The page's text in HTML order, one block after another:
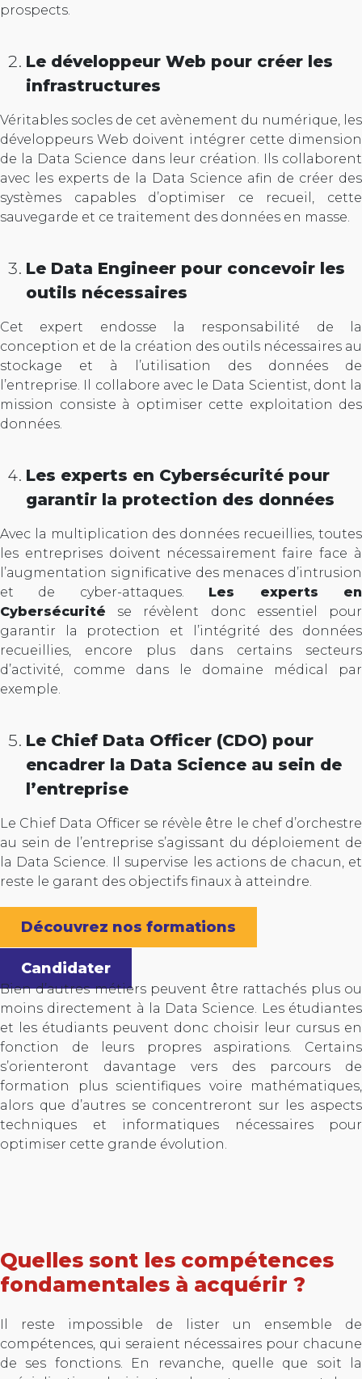
prospects.
Le développeur Web pour créer les
infrastructures
Véritables socles de cet avènement du numérique, les
développeurs Web doivent intégrer cette dimension
de la Data Science dans leur création. Ils collaborent
avec les experts de la Data Science afin de créer des
systèmes capables d’optimiser ce recueil, cette
sauvegarde et ce traitement des données en masse.
Le Data Engineer pour concevoir les
outils nécessaires
Cet expert endosse la responsabilité de la
conception et de la création des outils nécessaires au
stockage et à l’utilisation des données de
l’entreprise. Il collabore avec le Data Scientist, dont la
mission consiste à optimiser cette exploitation des
données.
Les experts en Cybersécurité pour
garantir la protection des données
Avec la multiplication des données recueillies, toutes
les entreprises doivent nécessairement faire face à
l’augmentation significative des menaces d’intrusion
et de cyber-attaques. Les experts en
Cybersécurité se révèlent donc essentiel pour
garantir la protection et l’intégrité des données
recueillies, encore plus dans certains secteurs
d’activité, comme dans le domaine médical par
exemple.
Le Chief Data Officer (CDO) pour
encadrer la Data Science au sein de
l’entreprise
Le Chief Data Officer se révèle être le chef d’orchestre
au sein de l’entreprise s’agissant du déploiement de
la Data Science. Il supervise les actions de chacun, et
reste le garant des objectifs finaux à atteindre.
Découvrez nos formations
Candidater
Bien d’autres métiers peuvent être rattachés plus ou
moins directement à la Data Science. Les étudiantes
et les étudiants peuvent donc choisir leur cursus en
fonction de leurs propres aspirations. Certains
s’orienteront davantage vers des parcours de
formation plus scientifiques voire mathématiques,
alors que d’autres se concentreront sur les aspects
techniques et informatiques nécessaires pour
optimiser cette grande évolution.
Quelles sont les compétences
fondamentales à acquérir ?
Il reste impossible de lister un ensemble de
compétences, qui seraient nécessaires pour chacune
de ses fonctions. En revanche, quelle que soit la